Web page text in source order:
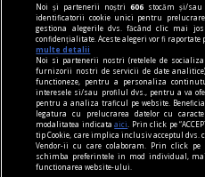
Noi și partenerii noștri606 stocăm și/
identificatorii cookie unici pentru
gestiona alegerile dvs. făcând clic mai
confidențialitate. Aceste alegeri vor fi
multe detalii
Noi si partenerii nostri (retelele de
furnizorii nostri de servicii de date
functioneze, pentru a personaliza
interesele si/sau profilul dvs., pentru a va
pentru a analiza traficul pe website.
legatura cu prelucrarea datelor cu
modalitatea indicataaici
. Prin click pe
tip Cookie, care implica inclusiv acceptul
Vendor-ii cu care colaboram. Prin click pe
schimba preferintele in mod individual,
functionarea website-ului.